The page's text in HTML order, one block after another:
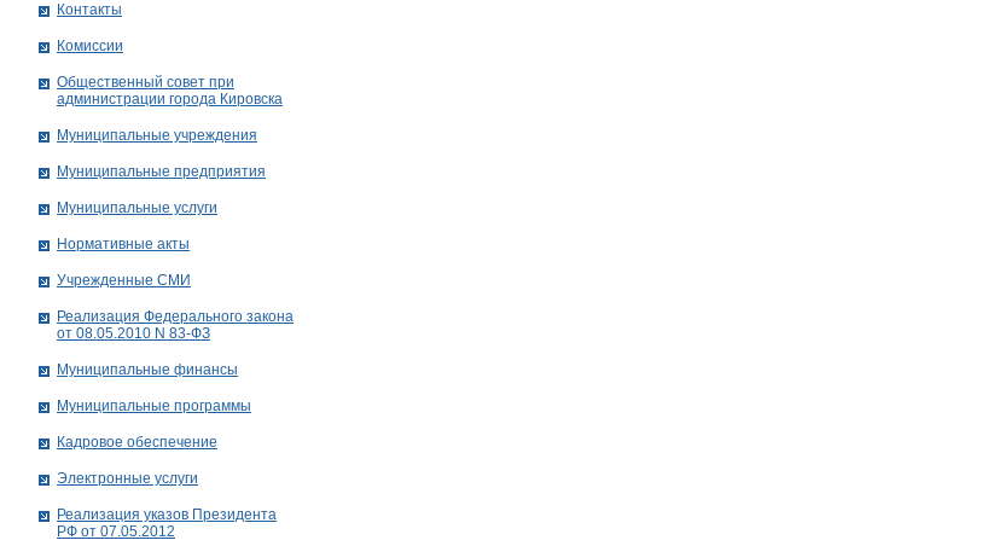
Контакты
Комиссии
Общественный совет при
администрации города Кировска
Муниципальные учреждения
Муниципальные предприятия
Муниципальные услуги
Нормативные акты
Учрежденные СМИ
Реализация Федерального закона
от 08.05.2010 N 83-ФЗ
Муниципальные финансы
Муниципальные программы
Кадровое обеспечение
Электронные услуги
Реализация указов Президента
РФ от 07.05.2012